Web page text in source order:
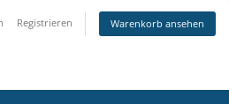
Registrieren Warenkorb ansehen